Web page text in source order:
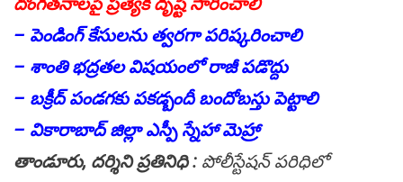
దొంగతనాలపై ప్రత్యేక దృష్టి సారించాలి
– పెండింగ్ కేసులను త్వరగా పరిష్కరించాలి
– శాంతి భద్రతల విషయంలో రాజీ పడొద్దు
– బక్రీద్ పండగకు పకడ్బందీ బందోబస్తు పెట్టాలి
– వికారాబాద్‌ జిల్లా ఎస్పీ స్నేహా మెహ్రా
తాండూరు, దర్శిని ప్రతినిధి : పోలీస్టేషన్ పరిధిలో